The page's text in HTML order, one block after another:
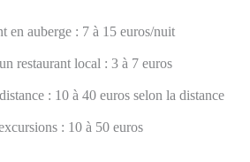
en auberge : 7 à 15 euros/nuit
restaurant local : 3 à 7 euros
: 10 à 40 euros selon la distance
: 10 à 50 euros